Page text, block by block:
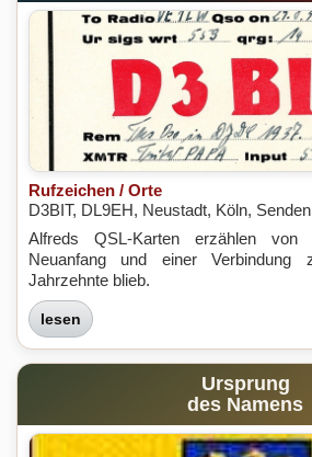
Rufzeichen / Orte
D3BIT, DL9EH, Neustadt, Köln,
Alfreds QSL-Karten erzählen von
Neuanfang und einer
Jahrzehnte blieb.
lesen
Ursprung
des Namens